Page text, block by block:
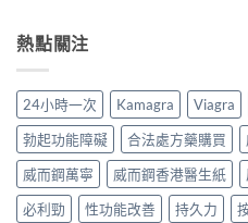
效
改
早
洩〉
中
得
全
全
解
析〉
中
副
效
多
數
係
食
成
制、
用
法、
持
續
時
間、
男
人
第
嘅
「隱
形
壓
力」：
熱點關注
24小時一次 Kamagra Viagra
勃起功能障礙
合法處方藥購買
威而鋼萬寧
威而鋼香港醫生紙
必利勁
性功能改善 持久力